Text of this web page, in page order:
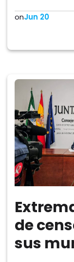
onJun 20
de
sus